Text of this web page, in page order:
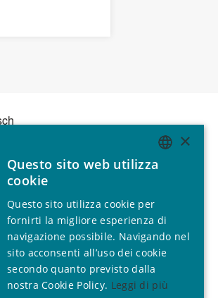
Indonesia
ENGLISH
SPANISH
FRENCH
ITALIAN
PORTUGUESE
×
Questo sito web utilizza
cookie
Questo sito utilizza cookie per
fornirti la migliore esperienza di
navigazione possibile. Navigando nel
sito acconsenti all’uso dei cookie
secondo quanto previsto dalla
nostra Cookie Policy. Leggi di più